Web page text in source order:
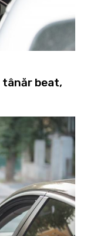
beat,